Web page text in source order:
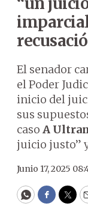
El senador
el Poder
inicio del
sus
caso A
juicio justo”
Junio 17, 2025
WhatsApp